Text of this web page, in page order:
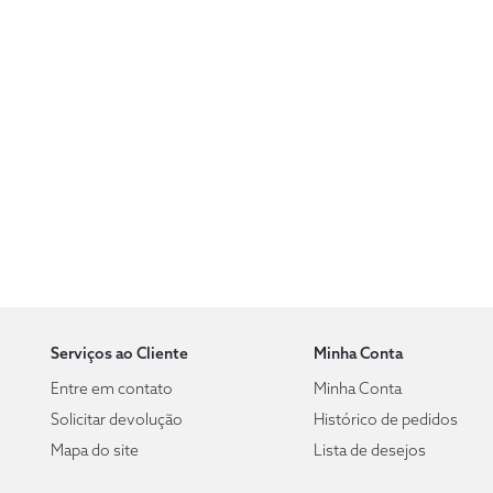
Serviços ao Cliente
Entre em contato
Solicitar devolução
Mapa do site
Minha Conta
Minha Conta
Histórico de pedidos
Lista de desejos